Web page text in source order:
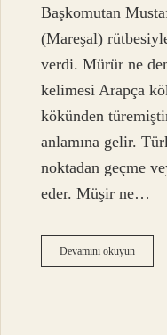
Başkomutan
(Mareşal)
verdi. Mürür ne
kelimesi Arapça
kökünden
anlamına gelir.
noktadan geçme
eder. Müşir ne…
Devamını okuyunMusır